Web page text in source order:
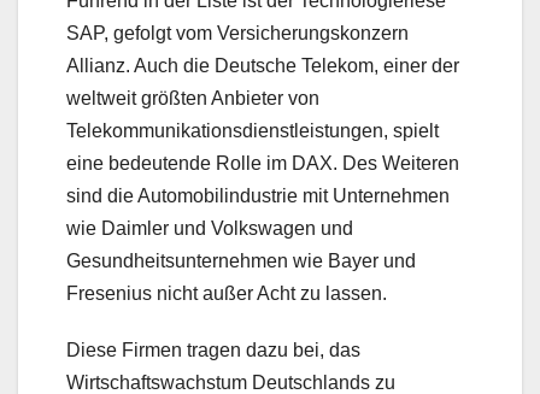
SAP, gefolgt vom Versicherungskonzern
Allianz. Auch die Deutsche Telekom, einer der
weltweit größten Anbieter von
Telekommunikationsdienstleistungen, spielt
eine bedeutende Rolle im DAX. Des Weiteren
sind die Automobilindustrie mit Unternehmen
wie Daimler und Volkswagen und
Gesundheitsunternehmen wie Bayer und
Fresenius nicht außer Acht zu lassen.
Diese Firmen tragen dazu bei, das
Wirtschaftswachstum Deutschlands zu